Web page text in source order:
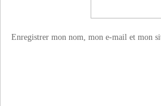
Enregistrer mon nom, mon e-mail et mon